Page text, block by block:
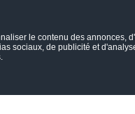
le contenu des
sociaux, de publicité et